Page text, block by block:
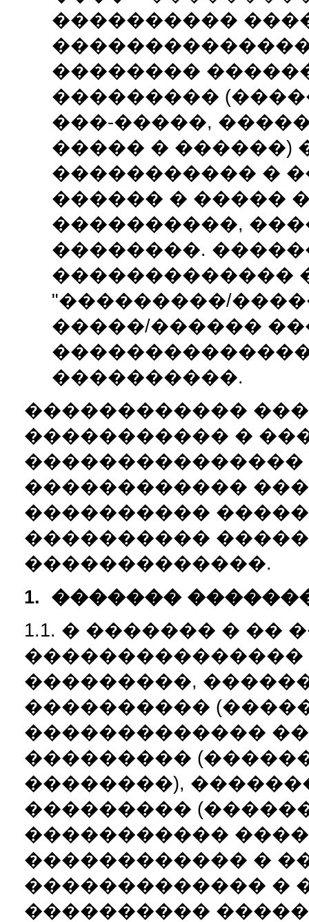
����������
��������
���������
���-�����,
����� � ������)
����������� �
������ � �����
����������,
��������.
�������������
"���������/
�����/������
����������.
������������
����������� �
���������������
������������
����������
����������
�������������.
1. �������
1.1. � ������� � ��
���������,
����������
�������������
���������
��������),
���������
�����������
������������ �
������������� �
����������